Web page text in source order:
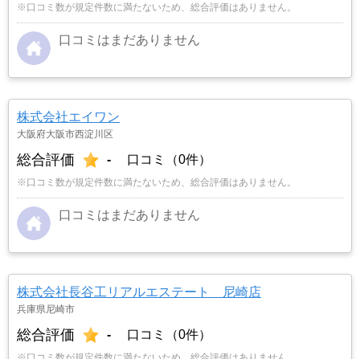
※口コミ数が規定件数に満たないため、総合評価はありません。
口コミはまだありません
株式会社エイワン
大阪府大阪市西淀川区
総合評価 - 口コミ（0件）
※口コミ数が規定件数に満たないため、総合評価はありません。
口コミはまだありません
株式会社長谷工リアルエステート 尼崎店
兵庫県尼崎市
総合評価 - 口コミ（0件）